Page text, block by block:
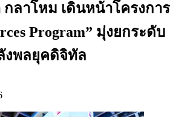
ลาโหม เดินหน้าโครงการ
Program” มุ่งยกระดับ
งพลยุคดิจิทัล